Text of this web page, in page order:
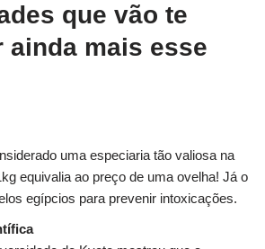
que vão te
ainda mais esse
uma especiaria tão valiosa na
equivalia ao preço de uma ovelha! Já o
egípcios para prevenir intoxicações.